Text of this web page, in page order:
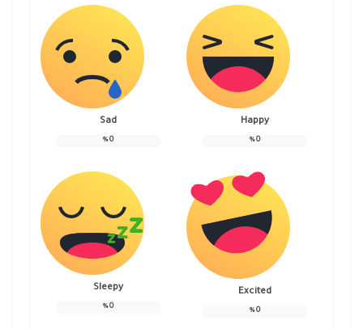
Happy
0
%
Sad
0
%
Excited
0
%
Sleepy
0
%